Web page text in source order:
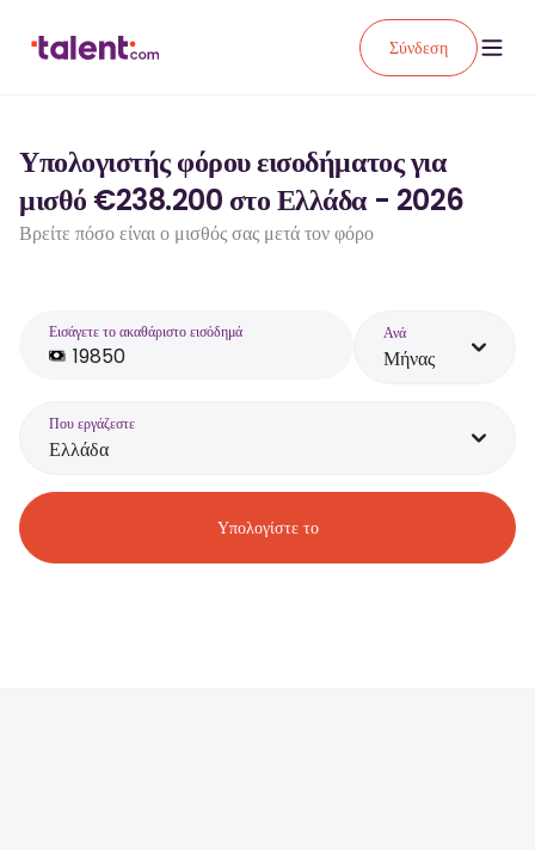
Σύνδεση
Υπολογιστής φόρου εισοδήματος για
μισθό €238.200 στο Ελλάδα - 2026
Βρείτε πόσο είναι ο μισθός σας μετά τον φόρο
Εισάγετε το ακαθάριστο εισόδημά Ανά
Μήνας
Που εργάζεστε
Ελλάδα
Υπολογίστε το